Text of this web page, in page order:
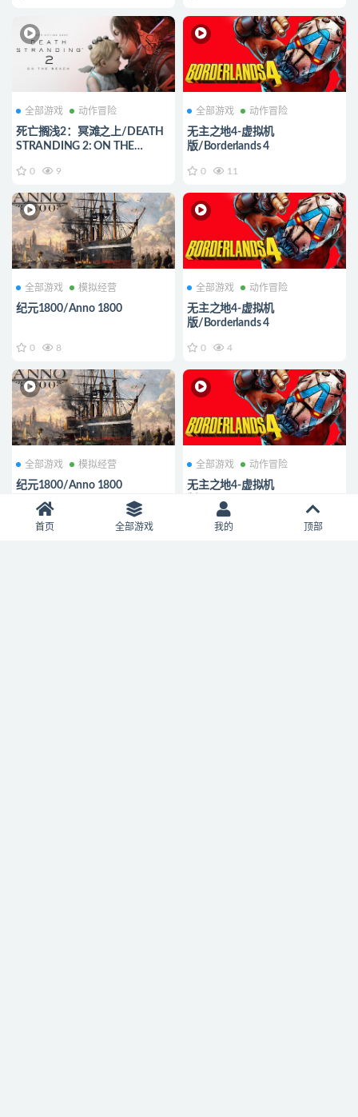
全部游戏 动作冒险
死亡搁浅2：冥滩之上/DEATH
STRANDING 2: ON THE
0 9
全部游戏 动作冒险
无主之地4-虚拟机
版/Borderlands 4
0 11
全部游戏 模拟经营
纪元1800/Anno 1800
0 8
全部游戏 动作冒险
无主之地4-虚拟机
版/Borderlands 4
0 4
全部游戏 模拟经营
纪元1800/Anno 1800
5
全部游戏 动作冒险
无主之地4-虚拟机
版/Borderlands 4
9
首页 全部游戏 我的 顶部